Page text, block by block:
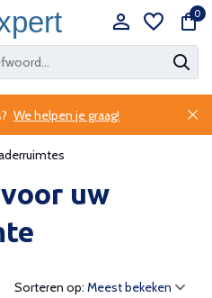
0
We helpen je graag!
uw
Sorteren op: